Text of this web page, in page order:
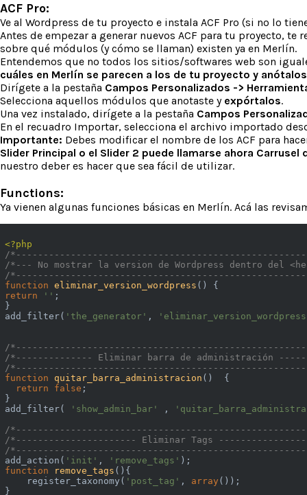
ACF Pro:
Ve al Wordpress de tu proyecto e instala ACF Pro (si no lo
Antes de empezar a generar nuevos ACF para tu proyecto,
sobre qué módulos (y cómo se llaman) existen ya en Merlín.
Entendemos que no todos los sitios/softwares web son
cuáles en Merlín se parecen a los de tu proyecto y
Dirígete a la pestaña Campos Personalizados ->
Selecciona aquellos módulos que anotaste y expórtalos.
Una vez instalado, dirígete a la pestaña Campos
En el recuadro Importar, selecciona el archivo importado
Importante: Debes modificar el nombre de los ACF para
Slider Principal o el Slider 2 puede llamarse ahora Carrusel
nuestro deber es hacer que sea fácil de utilizar.
Functions:
Ya vienen algunas funciones básicas en Merlín. Acá las
<?php
/
/*--- No mostrar la version de Wordpress dentro del
/
function eliminar_version_wordpress ()
return
'' ;
}
add_filter( 'the_generator' ,
/
/*-------------- Eliminar barra de administración
/
function
quitar_barra_administracion ()
{
return
false ;
}
add_filter(
'show_admin_bar' ,
/
/*---------------------- Eliminar Tags
/
add_action( 'init' , 'remove_tags'
function
remove_tags () {
    register_taxonomy(
'post_tag' , array ());
}